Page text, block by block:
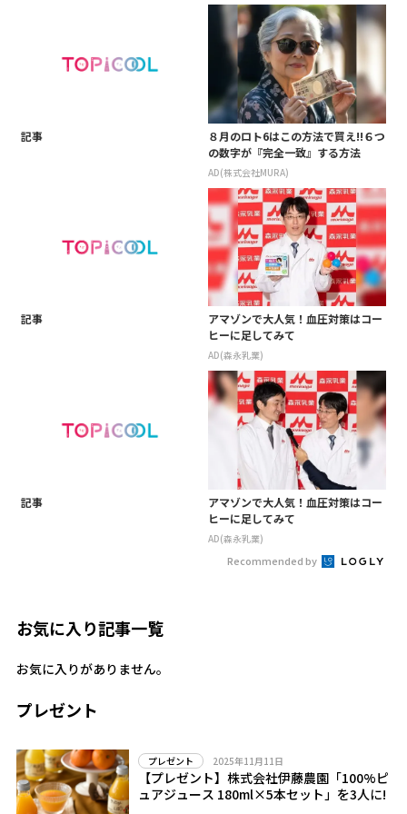
記事
８月のロト6はこの方法で買え!!６つ
の数字が『完全一致』する方法
AD(株式会社MURA)
記事
アマゾンで大人気！血圧対策はコー
ヒーに足してみて
AD(森永乳業)
記事
アマゾンで大人気！血圧対策はコー
ヒーに足してみて
AD(森永乳業)
Recommended by
お気に入り記事一覧
お気に入りがありません。
プレゼント
プレゼント 2025年11月11日
【プレゼント】株式会社伊藤農園「100%ピ
ュアジュース 180ml×5本セット」を3人に!